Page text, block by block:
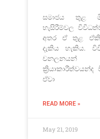
සමාජය තුළ
හැසිරීම්වල
අතර ඒ තුළ
දැකිය හැකිය.
චනලනයන්
ක්‍රියාකාරීත්වයන්ද
ඒවා
READ MORE »
May 21, 2019